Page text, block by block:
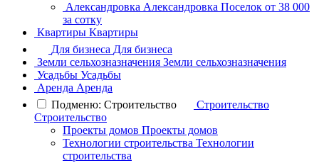
Александровка Александровка Поселок от 38 000
за сотку
Квартиры Квартиры
Для бизнеса Для бизнеса
Земли сельхозназначения Земли сельхозназначения
Усадьбы Усадьбы
Аренда Аренда
Подменю: Строительство
Строительство
Строительство
Проекты домов Проекты домов
Технологии строительства Технологии
строительства